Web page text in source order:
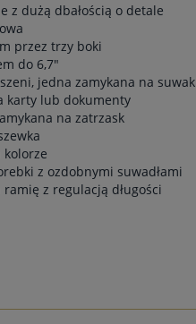
z dużą dbałością o detale
przez trzy boki
do 6,7"
jedna zamykana na suwak
karty lub dokumenty
na zatrzask
z ozdobnymi suwadłami
z regulacją długości